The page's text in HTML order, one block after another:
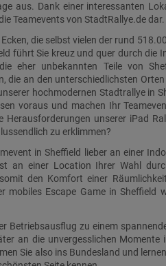
aus. Dank einer interessanten
Teamevents von StadtRallye.de dar.
die selbst vielen der rund
führt Sie kreuz und quer durch die
eher unbekannten Teile von
die an den unterschiedlichsten
hochmodernen Stadtrallye in
voraus und machen Ihr
Herausforderungen unserer iPad
zu erklimmen?
in Sheffield lieber an einer
an einer Location Ihrer Wahl
den Komfort einer
mobiles Escape Game in Sheffield
Betriebsausflug zu einem
an die unvergesslichen Momente
Sie also ins Bundesland und